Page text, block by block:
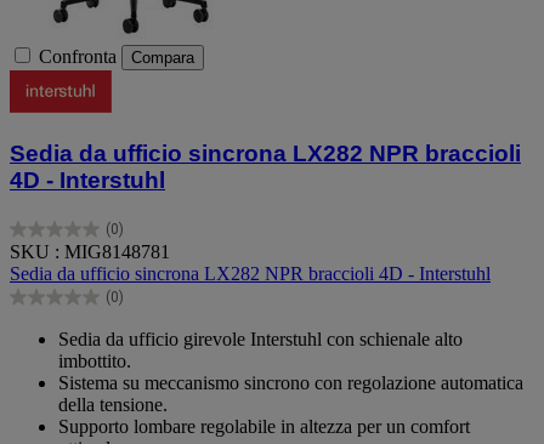
Confronta Compara
Sedia da ufficio sincrona LX282 NPR braccioli
4D - Interstuhl
(0)
0.0
su
5
stelle.
SKU : MIG8148781
Sedia da ufficio sincrona LX282 NPR braccioli 4D - Interstuhl
(0)
0.0
Sedia da ufficio girevole Interstuhl con schienale alto
imbottito.
Sistema su meccanismo sincrono con regolazione automatica
della tensione.
Supporto lombare regolabile in altezza per un comfort